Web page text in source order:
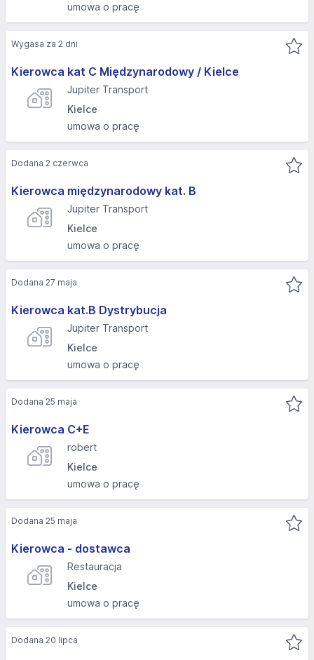
umowa o pracę
Kierowca kat C Międzynarodowy / Kielce
Jupiter Transport
Kielce
umowa o pracę
Wygasa za 2 dni
Kierowca międzynarodowy kat. B
Jupiter Transport
Kielce
umowa o pracę
Dodana 2 czerwca
Kierowca kat.B Dystrybucja
Jupiter Transport
Kielce
umowa o pracę
Dodana 27 maja
Kierowca C+E
robert
Kielce
umowa o pracę
Dodana 25 maja
Kierowca - dostawca
Restauracja
Kielce
umowa o pracę
Dodana 25 maja
Dodana 20 lipca